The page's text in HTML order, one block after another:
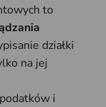
to
działki
na jej
i